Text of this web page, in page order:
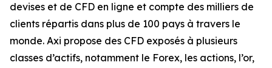
devises et de CFD en ligne et compte des milliers de
clients répartis dans plus de 100 pays à travers le
monde. Axi propose des CFD exposés à plusieurs
classes d’actifs, notamment le Forex, les actions, l’or,